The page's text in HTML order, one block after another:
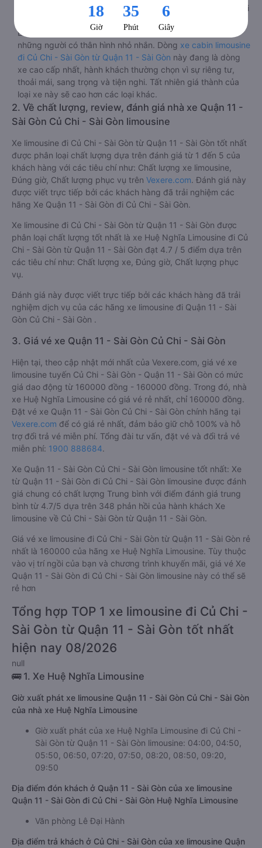
giải trí trong chuyến đi từ Quận 11 - Sài Gòn đến Củ Chi - Sài
Lưu ý 2 cabin cuối thường thiết kế nhỏ hơn phù hợp với
những người có thân hình nhỏ nhắn. Dòng xe cabin limousine
đi Củ Chi - Sài Gòn từ Quận 11 - Sài Gòn này đang là dòng
xe cao cấp nhất, hành khách thường chọn vì sự riêng tư,
thoải mái, sang trọng và tiện nghi. Tất nhiên giá thành của
loại xe này sẽ cao hơn các loại khác.
2. Về chất lượng, review, đánh giá nhà xe Quận 11 -
Sài Gòn Củ Chi - Sài Gòn limousine
Xe limousine đi Củ Chi - Sài Gòn từ Quận 11 - Sài Gòn tốt nhất
được phân loại chất lượng dựa trên đánh giá từ 1 đến 5 của
khách hàng với các tiêu chí như: Chất lượng xe limousine,
Đúng giờ, Chất lượng phục vụ trên Vexere.com. Đánh giá này
được viết trực tiếp bởi các khách hàng đã trải nghiệm các
hãng Xe Quận 11 - Sài Gòn đi Củ Chi - Sài Gòn.
Xe limousine đi Củ Chi - Sài Gòn từ Quận 11 - Sài Gòn được
phân loại chất lượng tốt nhất là xe Huệ Nghĩa Limousine đi Củ
Chi - Sài Gòn từ Quận 11 - Sài Gòn đạt 4.7 / 5 điểm dựa trên
các tiêu chí như: Chất lượng xe, Đúng giờ, Chất lượng phục
vụ.
Đánh giá này được viết trực tiếp bởi các khách hàng đã trải
nghiệm dịch vụ của các hãng xe limousine đi Quận 11 - Sài
Gòn Củ Chi - Sài Gòn .
3. Giá vé xe Quận 11 - Sài Gòn Củ Chi - Sài Gòn
Hiện tại, theo cập nhật mới nhất của Vexere.com, giá vé xe
limousine tuyến Củ Chi - Sài Gòn - Quận 11 - Sài Gòn có mức
giá dao động từ 160000 đồng - 160000 đồng. Trong đó, nhà
xe Huệ Nghĩa Limousine có giá vé rẻ nhất, chỉ 160000 đồng.
Đặt vé xe Quận 11 - Sài Gòn Củ Chi - Sài Gòn chính hãng tại
Vexere.com để có giá rẻ nhất, đảm bảo giữ chỗ 100% và hỗ
trợ đổi trả vé miễn phí. Tổng đài tư vấn, đặt vé và đổi trả vé
miễn phí: 1900 888684.
Xe Quận 11 - Sài Gòn Củ Chi - Sài Gòn limousine tốt nhất: Xe
từ Quận 11 - Sài Gòn đi Củ Chi - Sài Gòn limousine được đánh
giá chung có chất lượng Trung bình với điểm đánh giá trung
bình từ 4.7/5 dựa trên 348 phản hồi của hành khách Xe
limousine về Củ Chi - Sài Gòn từ Quận 11 - Sài Gòn.
Giá vé xe limousine đi Củ Chi - Sài Gòn từ Quận 11 - Sài Gòn rẻ
nhất là 160000 của hãng xe Huệ Nghĩa Limousine. Tùy thuộc
vào vị trí ngồi của bạn và chương trình khuyến mãi, giá vé Xe
Quận 11 - Sài Gòn đi Củ Chi - Sài Gòn limousine này có thể sẽ
rẻ hơn
Tổng hợp TOP 1 xe limousine đi Củ Chi -
Sài Gòn từ Quận 11 - Sài Gòn tốt nhất
hiện nay 08/2026
null
🚌 1. Xe Huệ Nghĩa Limousine
Giờ xuất phát xe limousine Quận 11 - Sài Gòn Củ Chi - Sài Gòn
của nhà xe Huệ Nghĩa Limousine
Giờ xuất phát của xe Huệ Nghĩa Limousine đi Củ Chi -
Sài Gòn từ Quận 11 - Sài Gòn limousine: 04:00, 04:50,
05:50, 06:50, 07:20, 07:50, 08:20, 08:50, 09:20,
09:50
Địa điểm đón khách ở Quận 11 - Sài Gòn của xe limousine
Quận 11 - Sài Gòn đi Củ Chi - Sài Gòn Huệ Nghĩa Limousine
Văn phòng Lê Đại Hành
Địa điểm trả khách ở Củ Chi - Sài Gòn của xe limousine Quận